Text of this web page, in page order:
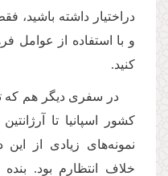
دراختیار داشته باشید،
و با استفاده از عوامل
کنید.
در سفری دیگر هم که
کشور اسپانیا تا
نمونه‌های زیادی از
خلاف انتظارم بود.